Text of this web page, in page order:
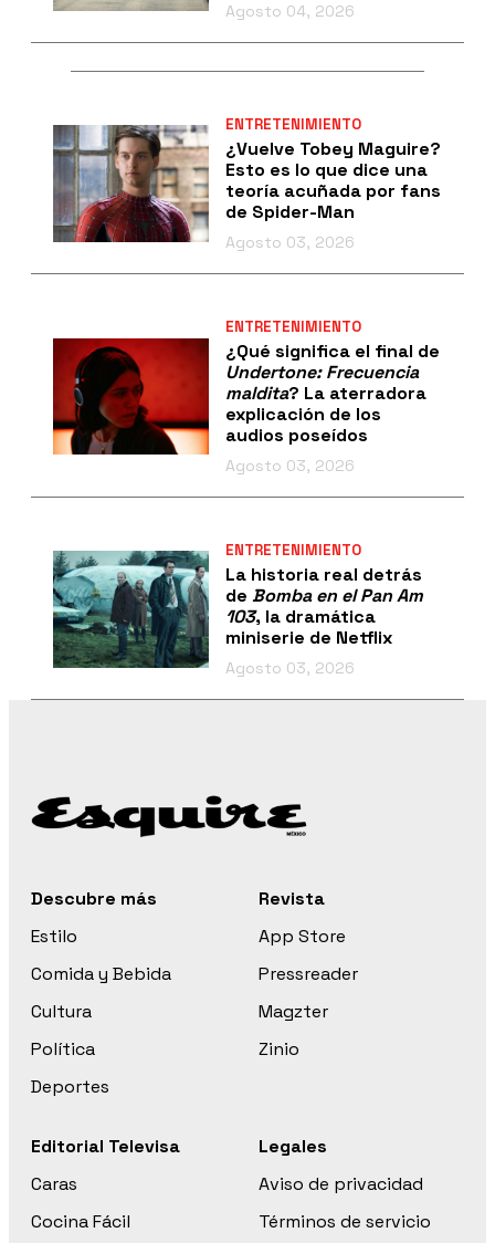
Agosto 04, 2026
ENTRETENIMIENTO
¿Vuelve Tobey Maguire?
Esto es lo que dice una
teoría acuñada por fans
de Spider-Man
Agosto 03, 2026
ENTRETENIMIENTO
¿Qué significa el final de
Undertone: Frecuencia
maldita? La aterradora
explicación de los
audios poseídos
Agosto 03, 2026
ENTRETENIMIENTO
La historia real detrás
de Bomba en el Pan Am
103, la dramática
miniserie de Netflix
Agosto 03, 2026
Descubre más
Estilo
Comida y Bebida
Cultura
Política
Deportes
Revista
App Store
Pressreader
Magzter
Zinio
Editorial Televisa
Caras
Cocina Fácil
Legales
Aviso de privacidad
Términos de servicio